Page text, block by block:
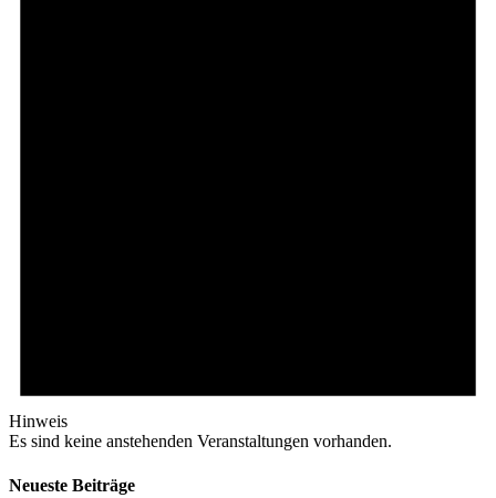
Hinweis
Es sind keine anstehenden Veranstaltungen vorhanden.
Neueste Beiträge